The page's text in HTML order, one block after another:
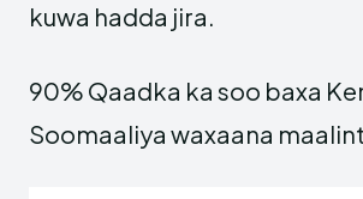
kuwa hadda jira.
90% Qaadka ka soo baxa
Soomaaliya waxaana